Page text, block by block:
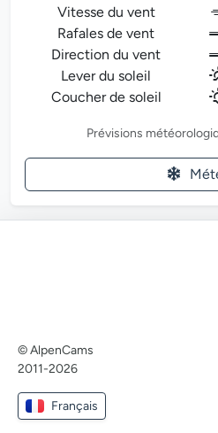
Vitesse du vent
Rafales de vent
Direction du vent
Lever du soleil
Coucher de soleil
Prévisions
© AlpenCams
2011-2026
Français